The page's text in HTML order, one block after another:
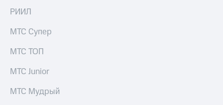
РИИЛ
МТС Супер
МТС ТОП
МТС Junior
МТС Мудрый